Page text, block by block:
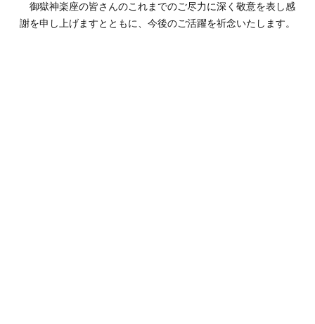
御獄神楽座の皆さんのこれまでのご尽力に深く敬意を表し感
謝を申し上げますとともに、今後のご活躍を祈念いたします。